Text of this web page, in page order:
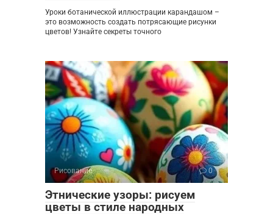
Уроки ботанической иллюстрации карандашом –
это возможность создать потрясающие рисунки
цветов! Узнайте секреты точного
Рисование 0
Этнические узоры: рисуем
цветы в стиле народных